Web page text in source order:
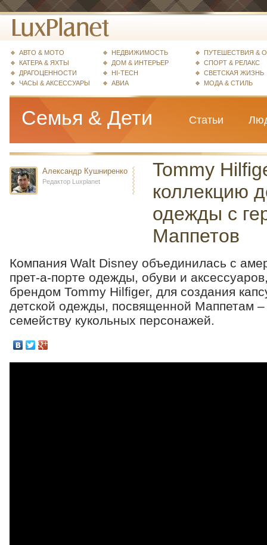
АВТО & МОТО
КАТЕРА & ЯХТЫ
ДРАГОЦЕННОСТИ
ЧАСЫ & АКСЕССУАРЫ
НЕДВИЖИМОСТЬ
ДОМ & ИНТЕРЬЕР
HI-TECH
АВИА
ПУТЕШЕСТВИЯ &
СПОРТ & РЕЛАКС
СВЕТСКАЯ ЖИЗНЬ
МОДА & СТИЛЬ
Семья & Дети Статьи
Александр Кушниренко
Редактор Luxplanet
Tommy
коллекцию
одежды с
Маппетов
Компания Walt Disney объединилась с
прет-а-порте одежды, обуви и
брендом Tommy Hilfiger, для создания
детской одежды, посвященной Маппетам
семейству кукольных персонажей.